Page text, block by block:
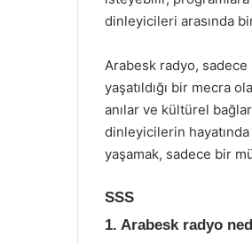
dinleyicileri arasında
Arabesk radyo, sadece
yaşatıldığı bir mecra
anılar ve kültürel
dinleyicilerin hayatında
yaşamak, sadece bir
SSS
1. Arabesk radyo